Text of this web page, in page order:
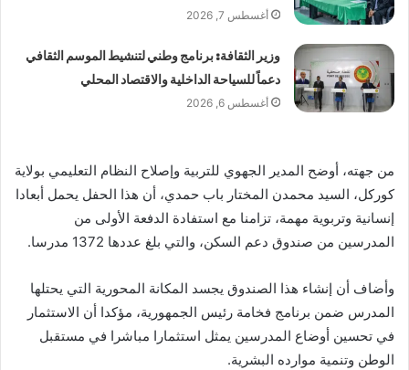
أغسطس 7, 2026
وزير الثقافة: برنامج وطني لتنشيط الموسم الثقافي
دعماً للسياحة الداخلية والاقتصاد المحلي
أغسطس 6, 2026
من جهته، أوضح المدير الجهوي للتربية وإصلاح النظام التعليمي بولاية
كوركل، السيد محمدن المختار باب حمدي، أن هذا الحفل يحمل أبعادا
إنسانية وتربوية مهمة، تزامنا مع استفادة الدفعة الأولى من
المدرسين من صندوق دعم السكن، والتي بلغ عددها 1372 مدرسا.
وأضاف أن إنشاء هذا الصندوق يجسد المكانة المحورية التي يحتلها
المدرس ضمن برنامج فخامة رئيس الجمهورية، مؤكدا أن الاستثمار
في تحسين أوضاع المدرسين يمثل استثمارا مباشرا في مستقبل
الوطن وتنمية موارده البشرية.